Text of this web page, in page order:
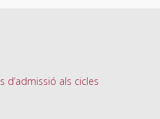
d’admissió als cicles